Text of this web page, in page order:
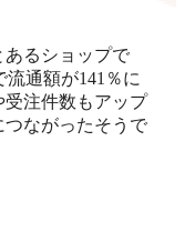
あるショップで
流通額が141％に
受注件数もアップ
つながったそうで